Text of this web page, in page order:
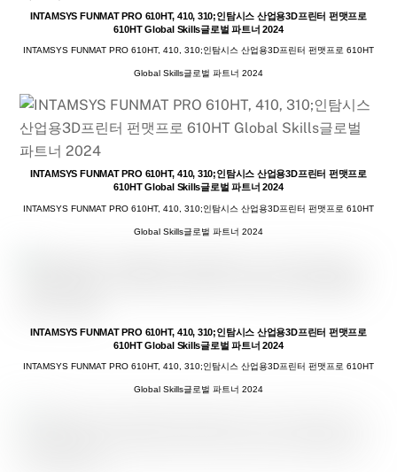
INTAMSYS FUNMAT PRO 610HT, 410, 310;인탐시스 산업용3D프린터 펀맷프로
610HT Global Skills글로벌 파트너 2024
INTAMSYS FUNMAT PRO 610HT, 410, 310;인탐시스 산업용3D프린터 펀맷프로 610HT
Global Skills글로벌 파트너 2024
INTAMSYS FUNMAT PRO 610HT, 410, 310;인탐시스 산업용3D프린터 펀맷프로
610HT Global Skills글로벌 파트너 2024
INTAMSYS FUNMAT PRO 610HT, 410, 310;인탐시스 산업용3D프린터 펀맷프로 610HT
Global Skills글로벌 파트너 2024
INTAMSYS FUNMAT PRO 610HT, 410, 310;인탐시스 산업용3D프린터 펀맷프로
610HT Global Skills글로벌 파트너 2024
INTAMSYS FUNMAT PRO 610HT, 410, 310;인탐시스 산업용3D프린터 펀맷프로 610HT
Global Skills글로벌 파트너 2024